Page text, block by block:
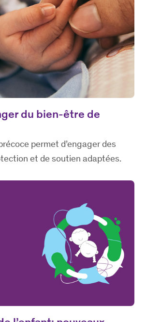
du bien-être de
permet d’engager des
et de soutien adaptées.